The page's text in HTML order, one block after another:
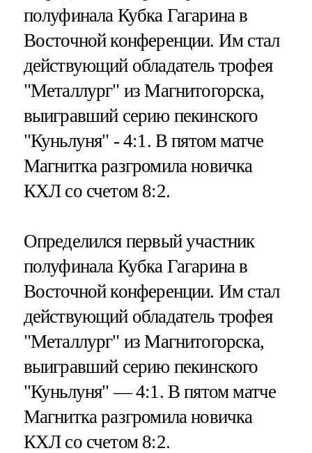
полуфинала Кубка Гагарина в
Восточной конференции. Им стал
действующий обладатель трофея
"Металлург" из Магнитогорска,
выигравший серию пекинского
"Куньлуня" - 4:1. В пятом матче
Магнитка разгромила новичка
КХЛ со счетом 8:2.
Определился первый участник
полуфинала Кубка Гагарина в
Восточной конференции. Им стал
действующий обладатель трофея
"Металлург" из Магнитогорска,
выигравший серию пекинского
"Куньлуня" — 4:1. В пятом матче
Магнитка разгромила новичка
КХЛ со счетом 8:2.